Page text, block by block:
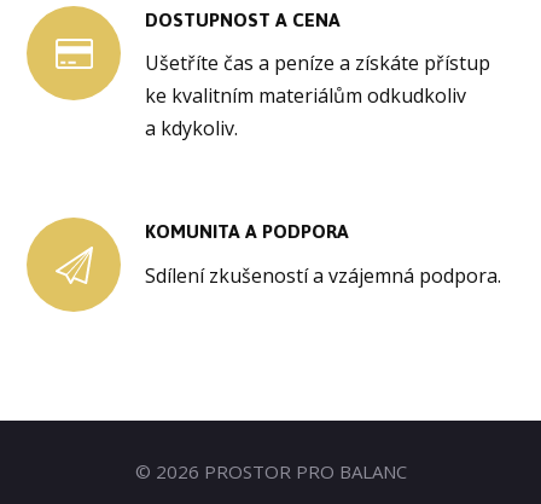
DOSTUPNOST A CENA
Ušetříte čas a peníze a získáte přístup
ke kvalitním materiálům odkudkoliv
a kdykoliv.
KOMUNITA A PODPORA
Sdílení zkušeností a vzájemná podpora.
© 2026 PROSTOR PRO BALANC